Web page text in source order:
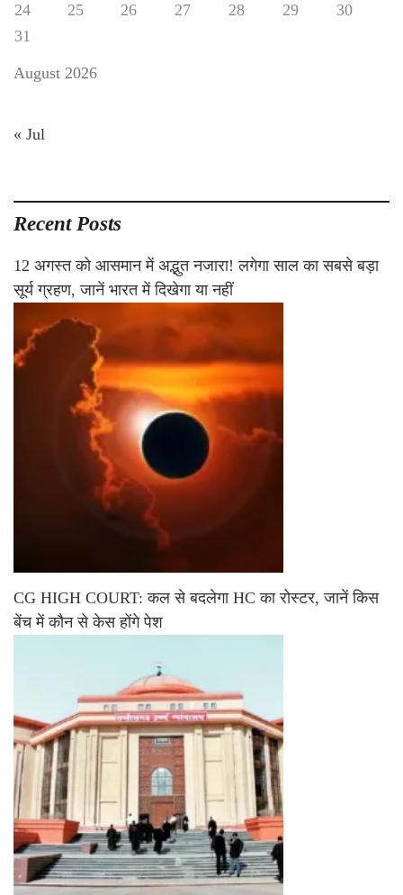
August 2026
24 25 26 27 28 29
30
31
« Jul
Recent Posts
12 अगस्त को आसमान में अद्भुत नजारा! लगेगा साल का सबसे बड़ा
सूर्य ग्रहण, जानें भारत में दिखेगा या नहीं
CG HIGH COURT: कल से बदलेगा HC का रोस्टर, जानें किस
बेंच में कौन से केस होंगे पेश